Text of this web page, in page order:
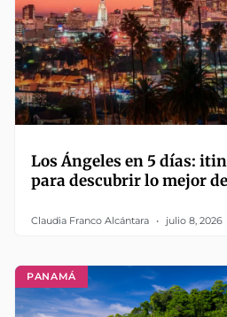
Los Ángeles en 5 días:
para descubrir lo mejor
Claudia Franco Alcántara julio 8, 2026
PANAMÁ